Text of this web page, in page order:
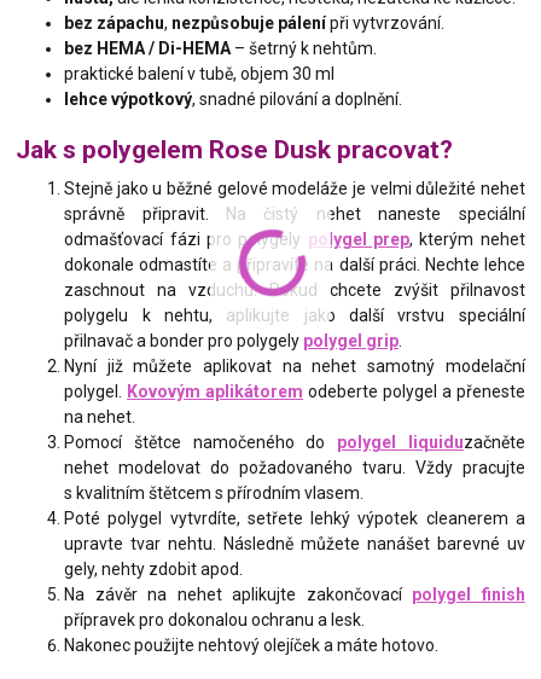
bez zápachu, nezpůsobuje pálenípři vytvrzování.
bez HEMA / Di-HEMA– šetrný k nehtům.
praktické balení v tubě, objem 30 ml
lehce výpotkový, snadné pilování a doplnění.
Jak s polygelem Rose Dusk pracovat?
Stejně jako u běžné gelové modeláže je velmi důležité nehet
správně připravit. Na čistý nehet naneste speciální
odmašťovací fázi pro polygely polygel prep, kterým nehet
dokonale odmastíte a připravíte na další práci. Nechte lehce
zaschnout na vzduchu. Pokud chcete zvýšit přilnavost
polygelu k nehtu, aplikujte jako další vrstvu speciální
přilnavač a bonder pro polygely polygel grip
Nyní již můžete aplikovat na nehet samotný modelační
polygel.
Kovovým aplikátorem odeberte polygel a přeneste
na nehet.
Pomocí štětce namočeného do polygel liquiduzačněte
nehet modelovat do požadovaného tvaru. Vždy pracujte
s kvalitním štětcem s přírodním vlasem.
Poté polygel vytvrdíte, setřete lehký výpotek cleanerem a
upravte tvar nehtu. Následně můžete nanášet barevné uv
gely, nehty zdobit apod.
Na závěr na nehet aplikujte zakončovací polygel finish
přípravek pro dokonalou ochranu a lesk.
Nakonec použijte nehtový olejíček a máte hotovo.